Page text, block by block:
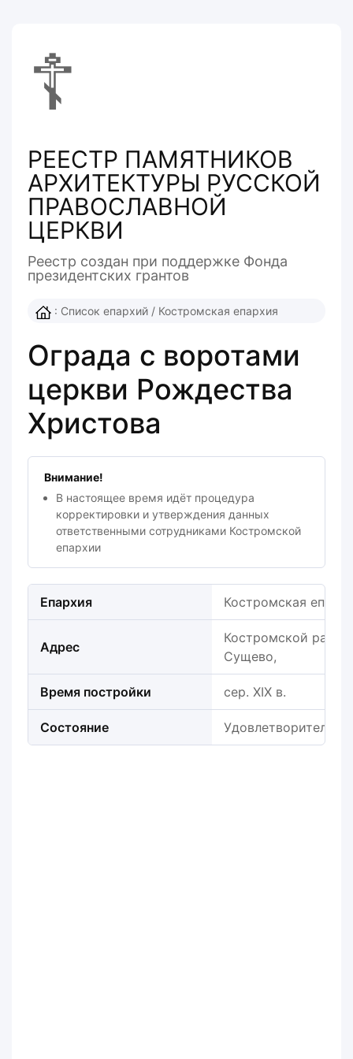
☦
РЕЕСТР ПАМЯТНИКОВ
АРХИТЕКТУРЫ РУССКОЙ
ПРАВОСЛАВНОЙ
ЦЕРКВИ
Реестр создан при поддержке Фонда
президентcких грантов
: Список епархий / Костромская епархия
Ограда с воротами
церкви Рождества
Христова
Внимание!
В настоящее время идёт процедура
корректировки и утверждения данных
ответственными сотрудниками Костромской
епархии
Епархия Костромская
Адрес
Костромской
Сущево,
Время постройки сер. XIX в.
Состояние